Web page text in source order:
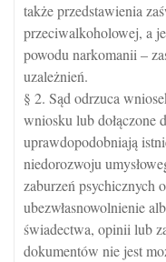
także przedstawienia
przeciwalkoholowej, a
powodu narkomanii –
uzależnień.
§ 2. Sąd odrzuca
wniosku lub dołączone
uprawdopodobniają
niedorozwoju
zaburzeń psychicznych
ubezwłasnowolnienie
świadectwa, opinii lub
dokumentów nie jest